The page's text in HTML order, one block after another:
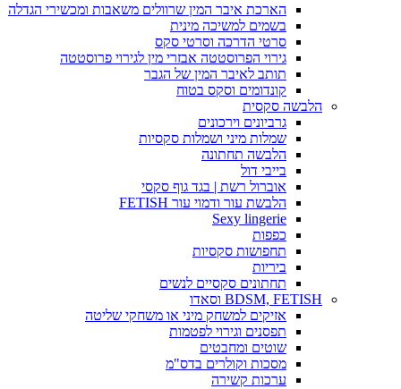
הארכת איבר המין שרוולים משאבות ומכשירי הגדלה
בשמים למשיכה מינית
סרטי הדרכה וסרטי סקס
גירוי הפרוסטטה אבזרי מין לגירוי פרוסטטה
תותב לאיבר המין של הגבר
קונדומים וסקס בטוח
הלבשה סקסית
גרביונים וירכונים
שמלות מיני ושמלות סקסיות
הלבשה תחתונה
בייבי דול
אוברול רשת | בגד גוף סקסי
הלבשת עור ודמוי עור FETISH
Sexy lingerie
כפפות
תחפושות סקסיות
ביריות
תחתונים סקסיים לנשים
BDSM, FETISH וסאדו
אזיקים למשחק מיני או משחקי שליטה
תפסנים וגירוי לפטמות
שוטים ומחבטים
מסכות וקולרים בדס"מ
ערכות קשירה